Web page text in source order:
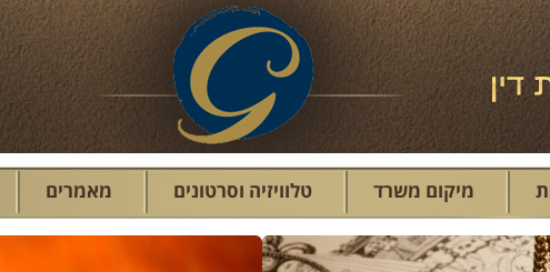
מיקום משרד טלוויזיה וסרטונים מאמרים